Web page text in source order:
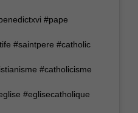
#pape
#saintpere #catholic
#catholicisme
#eglisecatholique